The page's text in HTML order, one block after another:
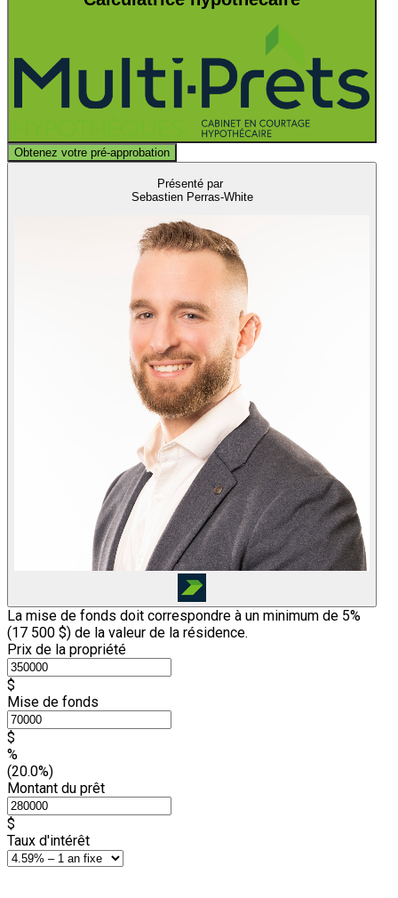
Obtenez votre pré-approbation
Présenté par
Sebastien Perras-White
La mise de fonds doit correspondre à un minimum de 5%
(17 500 $) de la valeur de la résidence.
Prix de la propriété
$
Mise de fonds
$
%
(20.0%)
Montant du prêt
$
Taux d'intérêt